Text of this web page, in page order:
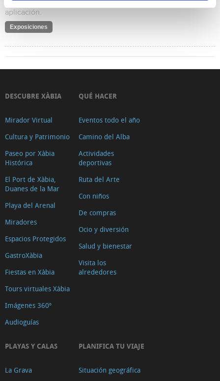
leves efectos metálicos, nacarados, etc. de diversa
aplicación.
Exposiciones
DESCUBRE XÀBIA
Mirador Virtual
Cultura y Patrimonio
Paseo por Xàbia
Histórica
El Port de Xàbia,
Duanes de la Mar
Playa del Arenal
Miradores
Espacios Protegidos
GastroXàbia
Fiestas en Xàbia
Tours virtuales Xàbia
Imágenes 360º
Audioguías
QUÉ HACER
Eventos todo el año
Camino del Alba
Actividades
deportivas
Ruta del Arte
Con niños
De compras
Ocio y diversión
Salud y bienestar
Visita los
alrededores
PLAYAS Y CALAS
La Grava
PLANIFICA TU VIAJE
Situación geográfica